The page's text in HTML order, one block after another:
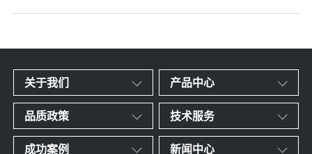
关于我们 产品中心
品质政策 技术服务
成功案例 新闻中心